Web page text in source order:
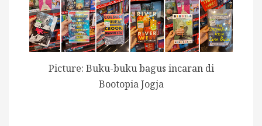
Picture: Buku-buku bagus incaran di
Bootopia Jogja